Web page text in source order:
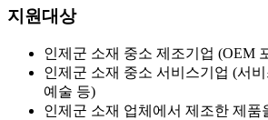
지원대상
인제군 소재 중소 제조기업 (OEM
인제군 소재 중소 서비스기업 (서
예술 등)
인제군 소재 업체에서 제조한 제품